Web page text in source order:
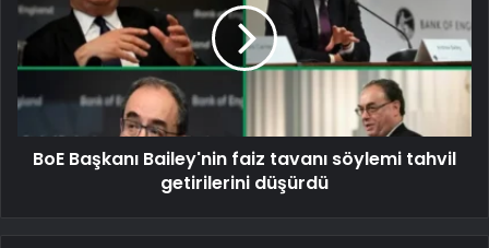
BoE Başkanı Bailey'nin faiz tavanı söylemi tahvil
getirilerini düşürdü